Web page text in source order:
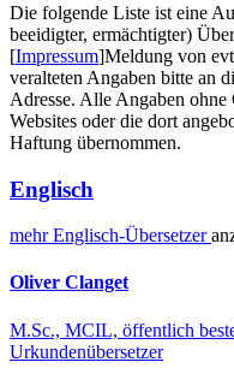
Die folgende Liste ist eine
beeidigter, ermächtigter)
[Impressum]Meldung von
veralteten Angaben bitte an
Adresse. Alle Angaben
Websites oder die dort
Haftung übernommen.
Englisch
mehrEnglisch-Übersetzer
Oliver Clanget
M.Sc., MCIL, öffentlich
Urkundenübersetzer